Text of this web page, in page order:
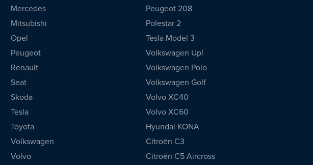
Mercedes
Mitsubishi
Opel
Peugeot
Renault
Seat
Skoda
Tesla
Toyota
Volkswagen
Volvo
Peugeot 208
Polestar 2
Tesla Model 3
Volkswagen Up!
Volkswagen Polo
Volkswagen Golf
Volvo XC40
Volvo XC60
Hyundai KONA
Citroën C3
Citroën C5 Aircross